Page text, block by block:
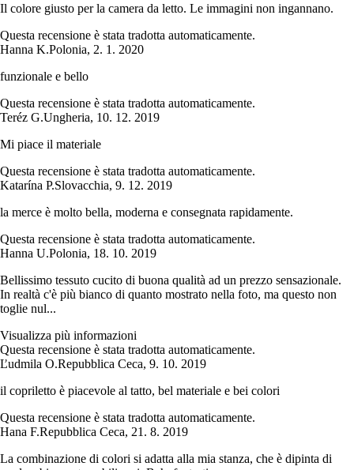
Il colore giusto per la camera da letto. Le immagini non ingannano.
Questa recensione è stata tradotta automaticamente.
Hanna K.Polonia, 2. 1. 2020
funzionale e bello
Questa recensione è stata tradotta automaticamente.
Teréz G.Ungheria, 10. 12. 2019
Mi piace il materiale
Questa recensione è stata tradotta automaticamente.
Katarína P.Slovacchia, 9. 12. 2019
la merce è molto bella, moderna e consegnata rapidamente.
Questa recensione è stata tradotta automaticamente.
Hanna U.Polonia, 18. 10. 2019
Bellissimo tessuto cucito di buona qualità ad un prezzo sensazionale.
In realtà c'è più bianco di quanto mostrato nella foto, ma questo non
toglie nul...
Visualizza più informazioni
Questa recensione è stata tradotta automaticamente.
Ľudmila O.Repubblica Ceca, 9. 10. 2019
il copriletto è piacevole al tatto, bel materiale e bei colori
Questa recensione è stata tradotta automaticamente.
Hana F.Repubblica Ceca, 21. 8. 2019
La combinazione di colori si adatta alla mia stanza, che è dipinta di